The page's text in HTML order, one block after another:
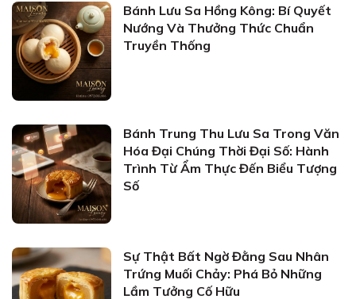
Bánh Lưu Sa Hồng Kông: Bí Quyết
Nướng Và Thưởng Thức Chuẩn
Truyền Thống
Bánh Trung Thu Lưu Sa Trong Văn
Hóa Đại Chúng Thời Đại Số: Hành
Trình Từ Ẩm Thực Đến Biểu Tượng
Số
Sự Thật Bất Ngờ Đằng Sau Nhân
Trứng Muối Chảy: Phá Bỏ Những
Lầm Tưởng Cố Hữu